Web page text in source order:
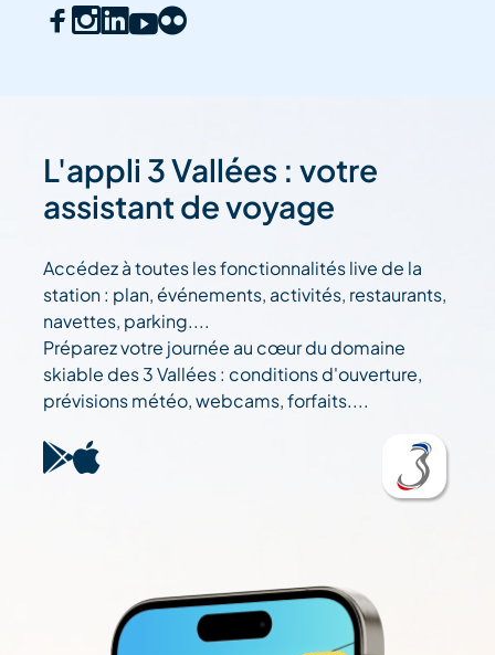
L'appli 3 Vallées : votre
assistant de voyage
Accédez à toutes les fonctionnalités live de la
station : plan, événements, activités, restaurants,
navettes, parking....
Préparez votre journée au cœur du domaine
skiable des 3 Vallées : conditions d'ouverture,
prévisions météo, webcams, forfaits....